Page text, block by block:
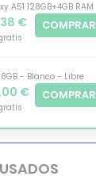
A51 128GB+4GB RAM
€ COMPRAR
- Blanco - Libre
€ COMPRAR
USADOS